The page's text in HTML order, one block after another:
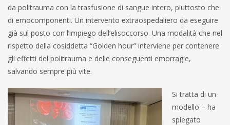
da politrauma con la trasfusione di sangue intero, piuttosto che
di emocomponenti. Un intervento extraospedaliero da eseguire
già sul posto con l’impiego dell’elisoccorso. Una modalità che nel
rispetto della cosiddetta “Golden hour” interviene per contenere
gli effetti del politrauma e delle conseguenti emorragie,
salvando sempre più vite.
Si tratta di un
modello – ha
spiegato